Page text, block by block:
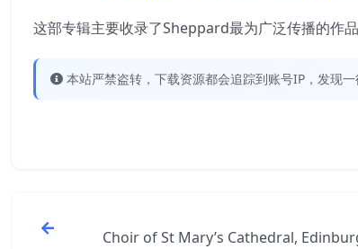
这部专辑主要收录了Sheppard最为广泛传播的作
本站严禁盗转，下载资源都会追踪到账号IP，发现
Choir of St Mary’s Cathedral,